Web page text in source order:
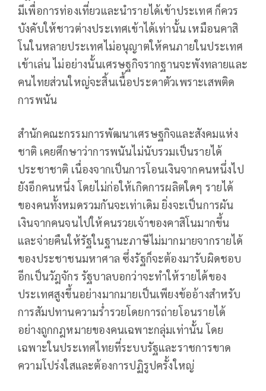
มีเพื่อการท่องเที่ยวและนำรายได้เข้าประเทศ ก็ควร
บังคับให้ชาวต่างประเทศเข้าได้เท่านั้น เหมือนคาสิ
โนในหลายประเทศไม่อนุญาตให้คนภายในประเทศ
เข้าเล่น ไม่อย่างนั้นเศรษฐกิจรากฐานจะพังทลายและ
คนไทยส่วนใหญ่จะสิ้นเนื้อประดาตัวเพราะเสพติด
การพนัน
สำนักคณะกรรมการพัฒนาเศรษฐกิจและสังคมแห่ง
ชาติ เคยศึกษาว่าการพนันไม่นับรวมเป็นรายได้
ประชาชาติ เนื่องจากเป็นการโอนเงินจากคนหนึ่งไป
ยังอีกคนหนึ่ง โดยไม่ก่อให้เกิดการผลิตใดๆ รายได้
ของคนทั้งหมดรวมกันจะเท่าเดิม ยิ่งจะเป็นการผัน
เงินจากคนจนไปให้คนรวยเจ้าของคาสิโนมากขึ้น
และจ่ายคืนให้รัฐในฐานะภาษีไม่มากมายจากรายได้
ของประชาชนมหาศาล ซึ่งรัฐก็จะต้องมารับผิดชอบ
อีกเป็นวัฎจักร รัฐบาลบอกว่าจะทำให้รายได้ของ
ประเทศสูงขึ้นอย่างมากมายเป็นเพียงข้ออ้างสำหรับ
การสัมปทานความร่ำรวยโดยการถ่ายโอนรายได้
อย่างถูกกฎหมายของคนเฉพาะกลุ่มเท่านั้น โดย
เฉพาะในประเทศไทยที่ระบบรัฐและราชการขาด
ความโปร่งใสและต้องการปฏิรูปครั้งใหญ่